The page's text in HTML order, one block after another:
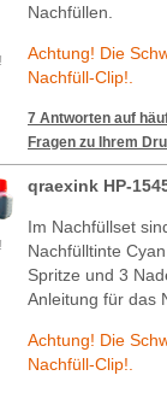
Nachfüllen.
Achtung! Die
Nachfüll-Clip!.
7 Antworten auf
Fragen zu Ihrem
qraexink HP-
Im Nachfüllset
Nachfülltinte
Spritze und 3
Anleitung für das
Achtung! Die
Nachfüll-Clip!.